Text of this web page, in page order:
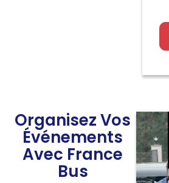
Organisez Vos
Événements
Avec France
Bus